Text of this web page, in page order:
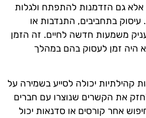
גם הזדמנות להתפתח ולגלות
עיסוק בתחביבים, התנדבות או
משמעות חדשה לחיים. זה הזמן
היה זמן לעסוק בהם במהלך
קהילתיות יכולה לסייע בשמירה על
את הקשרים שנוצרו עם חברים
אחר קורסים או סדנאות יכול